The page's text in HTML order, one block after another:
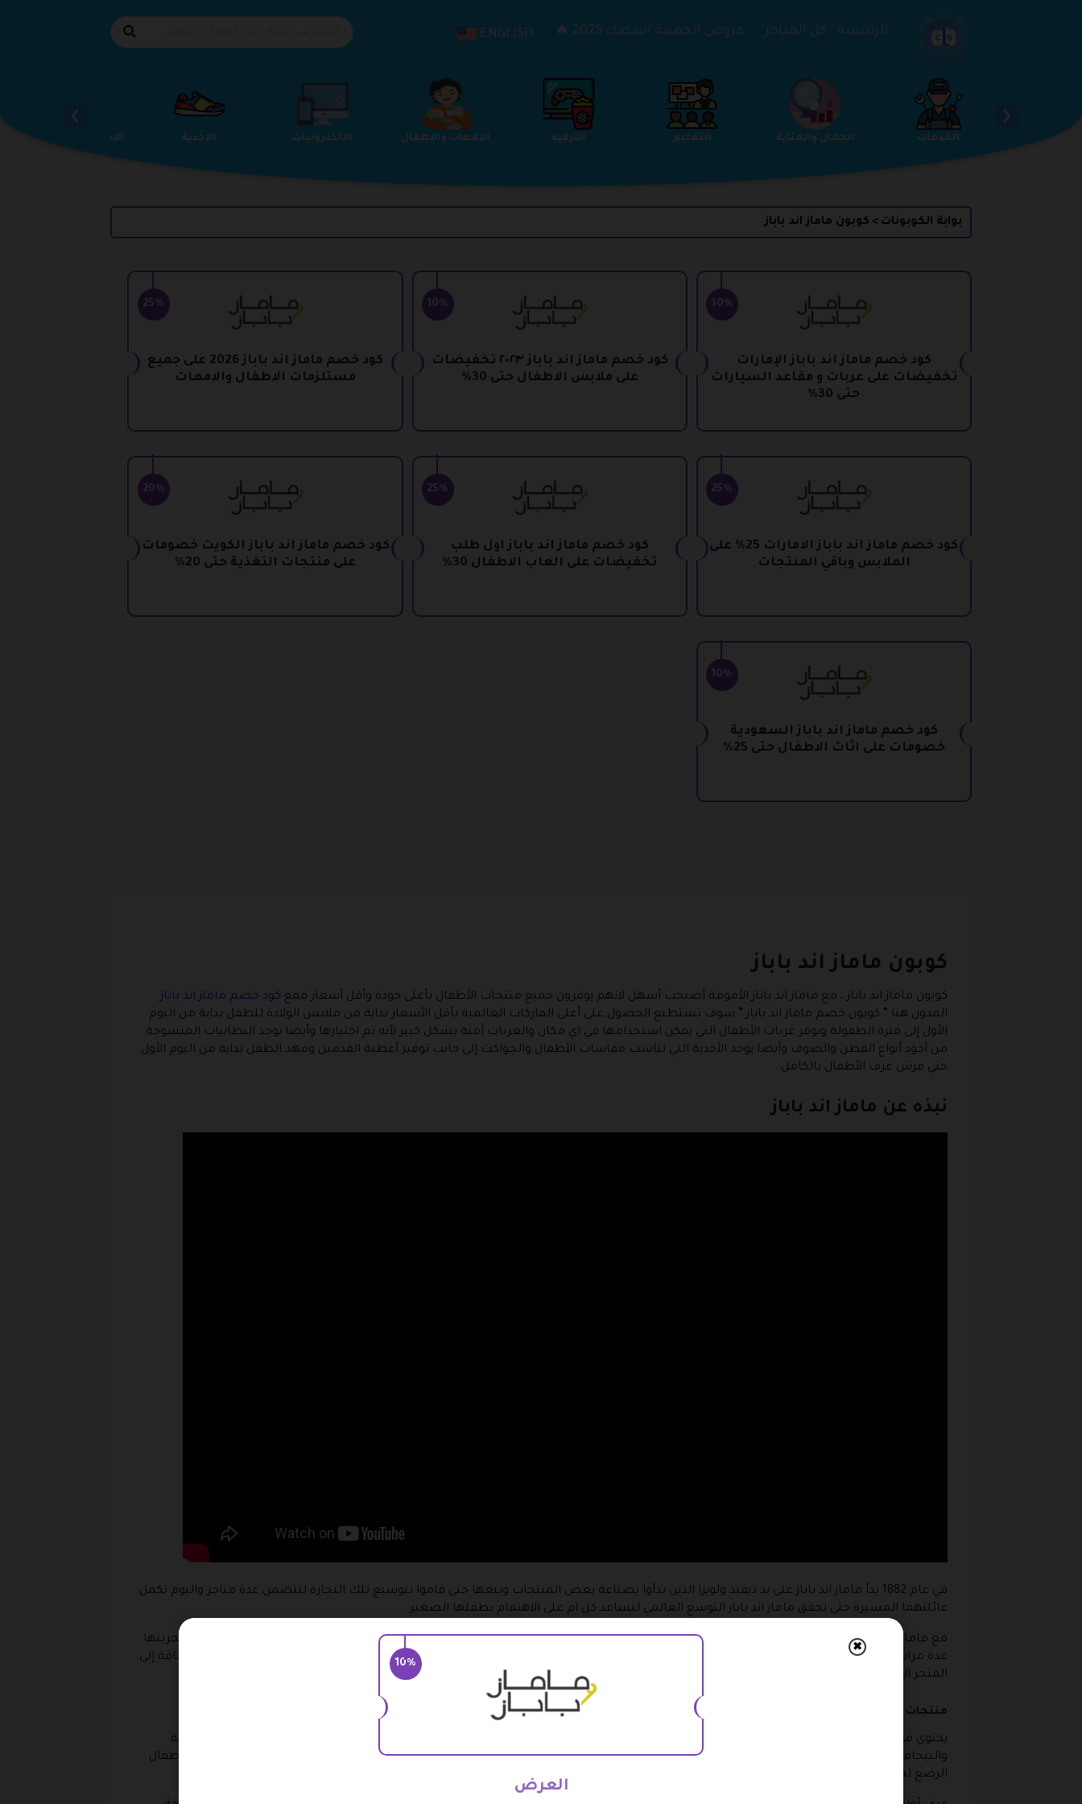
الرئيسية كل المتاجر عروض الجمعة البيضاء 2025 🔥 ENGLISH
الاثاث والمفروشات الاحذية الالكترونيات الامهات والاطفال الترفيه التعليم الجمال والعناية الخدمات والمجوهرات
بوابة الكوبونات > كوبون ماماز اند باباز
30%
كود خصم ماماز اند باباز الإمارات
تخفيضات على عربات و مقاعد السيارات
حتى 30%
10%
كود خصم ماماز اند باباز ٢٠٢٣ تخفيضات
على ملابس الاطفال حتى 30%
25%
كود خصم ماماز اند باباز 2026 على جميع
مستلزمات الاطفال والامهات
25%
كود خصم ماماز اند باباز الامارات 25% على
الملابس وباقي المنتجات
25%
كود خصم ماماز اند باباز اول طلب
تخفيضات على العاب الاطفال 30%
20%
كود خصم ماماز اند باباز الكويت خصومات
على منتجات التغذية حتى 20%
10%
كود خصم ماماز اند باباز السعودية
خصومات على اثاث الاطفال حتى 25%
كوبون ماماز اند باباز
كوبون ماماز اند باباز ، مع ماماز اند باباز الأمومة أصبحت أسهل لانهم يوفرون جميع منتجات الأطفال بأعلى جودة وأقل أسعار فمع كود خصم ماماز اند باباز
المدون هنا ” كوبون خصم ماماز اند باباز ” سوف تستطيع الحصول على أعلى الماركات العالمية بأقل الأسعار بداية من ملابس الولادة للطفل بداية من اليوم
الأول إلى فترة الطفولة ونوفر عربات الأطفال التي يمكن استخدامها في اي مكان والعربات آمنة بشكل كبير لأنه تم اختبارها وأيضا يوجد البطانيات المنسوجة
من أجود أنواع القطن والصوف وأيضا يوجد الأحذية التي تناسب مقاسات الأطفال والجواكت إلى جانب توفير أغطية القدمين ومهد الطفل بداية من اليوم الأول
حتي فرش غرف الأطفال بالكامل .
نبذه عن ماماز اند باباز
في عام 1882 بدأ ماماز اند باباز على يد ديفيد ولويزا الذين بدأوا بصناعة بعض المنتجات وبيعها حتى قاموا بتوسيع تلك التجارة لتتضمن عدة متاجر واليوم تكمل
عائلتهما المسيرة حتى تحقق ماماز اند باباز التوسع العالمي لتساعد كل ام على الاهتمام بطفلها الصغير .
مع ماماز وباباز
سوف تتمكن من إحضار الهدايا لأطفالك بل والقيام باختيارها وهم في المكان وأيضا سوف تتمكن من الحصول على المنتجات التي تم تجربتها
عدة مرات لإثبات جودتها وفاعليتها وعندما ترغب في التسوق العادي من اي متجر سوف تتمكن بسهولة لان داخل الإمارات وحدها يتواجد 6 متاجر بالإضافة إلى
المتجر الالكتروني .
منتجات ماماز اند باباز
يحتوي ماماز اند باباز على تشكيلة من الملابس للأولاد والبنات والتي تنقسم إلى الملابس التي تتكون من أكثر من قطعة والمعاطف والافرولات الشتوية
والبيجامات والبلايزر والتيشرتات والبناطيل القطنية المتعددة الألوان والشورتات وأيضا طفلك سوف يحصل على لباس سباحة مناسب جدا حتى أن الأطفال
الرضع لديهم حفاضات سباحة وملابس البنات يتواجد منها الفساتين الرائعة سواء المصنوعة من الدانتيل او القطن او الفساتين المحبوكة بالصوف .
10%
✖
العرض